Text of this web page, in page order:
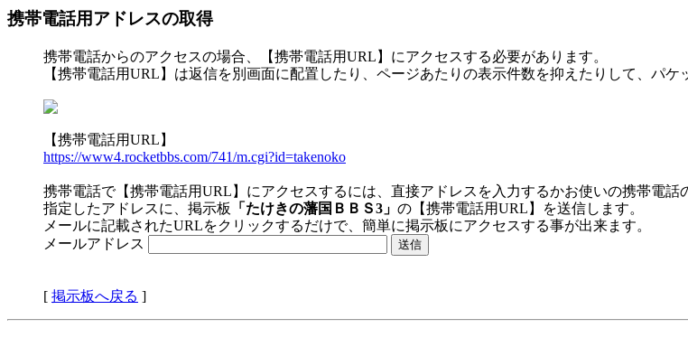
携帯電話用アドレスの取得
携帯電話からのアクセスの場合、【携帯電話用URL】にアクセスする必要があります。
【携帯電話用URL】は返信を別画面に配置したり、ページあたりの表示件数を抑えたりして、パ
【携帯電話用URL】
https://www4.rocketbbs.com/741/m.cgi?id=takenoko
携帯電話で【携帯電話用URL】にアクセスするには、直接アドレスを入力するかお使いの携帯電話
指定したアドレスに、掲示板
「たけきの藩国ＢＢＳ3」 の【携帯電話用URL】を送信します。
メールに記載されたURLをクリックするだけで、簡単に掲示板にアクセスする事が出来ます。
メールアドレス
[ 掲示板へ戻る ]